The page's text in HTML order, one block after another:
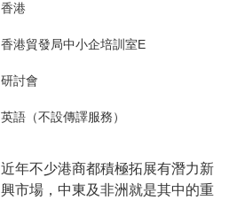
香港
香港貿發局中小企培訓室E
研討會
英語（不設傳譯服務）
近年不少港商都積極拓展有潛力新
興市場，中東及非洲就是其中的重